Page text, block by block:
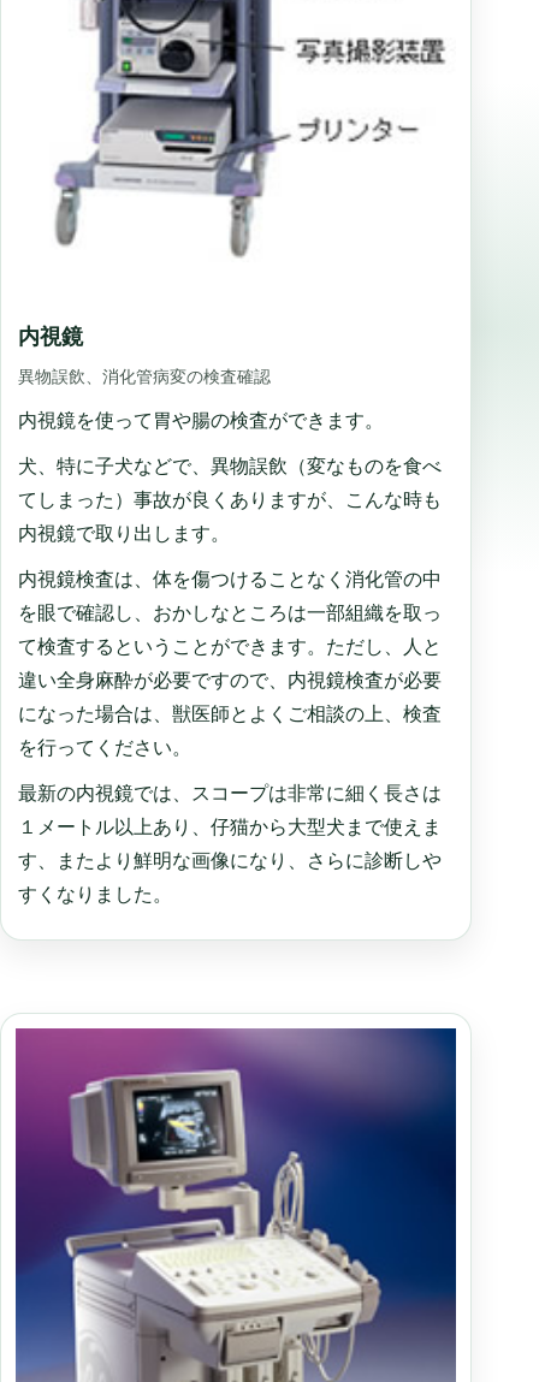
内視鏡
異物誤飲、消化管病変の検査確認
内視鏡を使って胃や腸の検査ができます。
犬、特に子犬などで、異物誤飲（変なものを食べ
てしまった）事故が良くありますが、こんな時も
内視鏡で取り出します。
内視鏡検査は、体を傷つけることなく消化管の中
を眼で確認し、おかしなところは一部組織を取っ
て検査するということができます。ただし、人と
違い全身麻酔が必要ですので、内視鏡検査が必要
になった場合は、獣医師とよくご相談の上、検査
を行ってください。
最新の内視鏡では、スコープは非常に細く長さは
１メートル以上あり、仔猫から大型犬まで使えま
す、またより鮮明な画像になり、さらに診断しや
すくなりました。